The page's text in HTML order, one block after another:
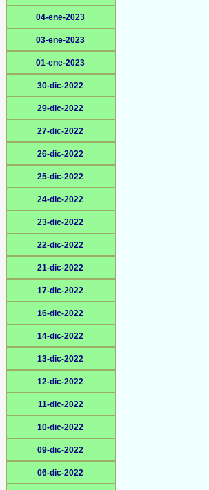
04-ene-2023
03-ene-2023
01-ene-2023
30-dic-2022
29-dic-2022
27-dic-2022
26-dic-2022
25-dic-2022
24-dic-2022
23-dic-2022
22-dic-2022
21-dic-2022
17-dic-2022
16-dic-2022
14-dic-2022
13-dic-2022
12-dic-2022
11-dic-2022
10-dic-2022
09-dic-2022
06-dic-2022